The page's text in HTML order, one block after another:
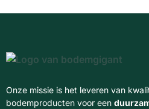
Onze missie is het leveren van
bodemproducten voor een